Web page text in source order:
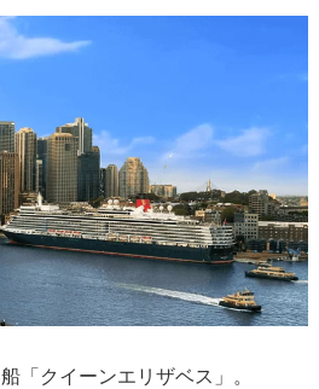
「クイーンエリザベス」。